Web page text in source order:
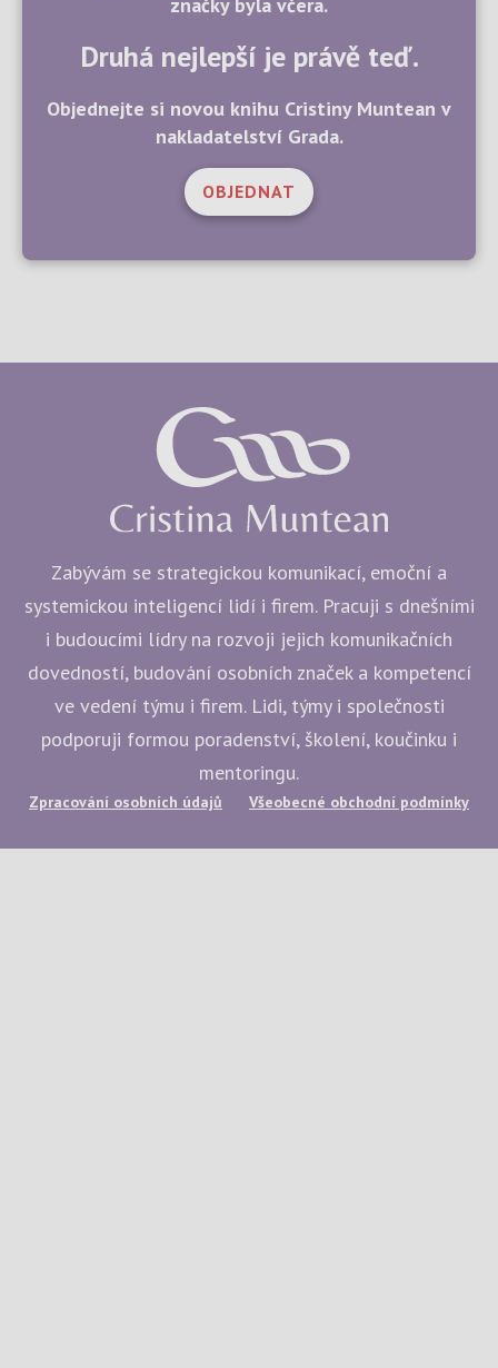
Druhá nejlepší je právě teď.
Objednejte si novou knihu Cristiny Muntean v
nakladatelství Grada.
OBJEDNAT
Zabývám se strategickou komunikací, emoční a
systemickou inteligencí lidí i firem. Pracuji s dnešními
i budoucími lídry na rozvoji jejich komunikačních
dovedností, budování osobních značek a kompetencí
ve vedení týmu i firem. Lidi, týmy i společnosti
podporuji formou poradenství, školení, koučinku i
mentoringu.
Zpracování osobních údajů Všeobecné obchodní podmínky